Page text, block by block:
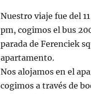
Nuestro viaje fue del
pm, cogimos el bus
parada de Ferenciek
apartamento.
Nos alojamos en el
cogimos a través de